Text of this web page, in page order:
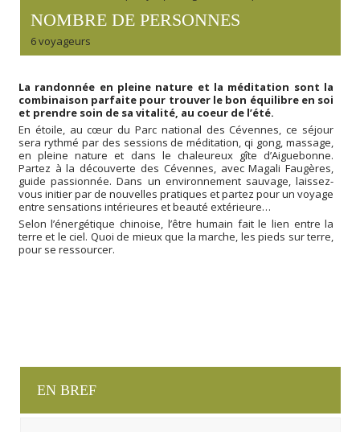
NOMBRE DE PERSONNES
6 voyageurs
La randonnée en pleine nature et la méditation sont la
combinaison parfaite pour trouver le bon équilibre en soi
et prendre soin de sa vitalité, au coeur de l’été.
En étoile, au cœur du Parc national des Cévennes, ce séjour
sera rythmé par des sessions de méditation, qi gong, massage,
en pleine nature et dans le chaleureux gîte d’Aiguebonne.
Partez à la découverte des Cévennes, avec Magali Faugères,
guide passionnée. Dans un environnement sauvage, laissez-
vous initier par de nouvelles pratiques et partez pour un voyage
entre sensations intérieures et beauté extérieure…
Selon l’énergétique chinoise, l’être humain fait le lien entre la
terre et le ciel. Quoi de mieux que la marche, les pieds sur terre,
pour se ressourcer.
EN BREF